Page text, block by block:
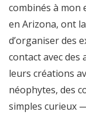
combinés à mon
en Arizona, ont
d’organiser des
contact avec
leurs créations
néophytes, des
simples curieux